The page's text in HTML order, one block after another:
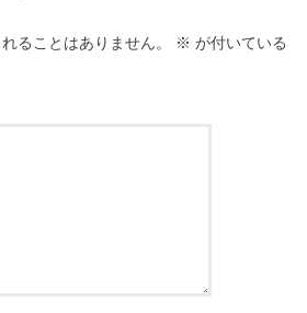
ることはありません。 ※ が付いている